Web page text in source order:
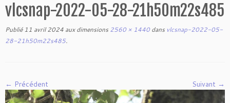
vlcsnap-2022-05-28-21h50m22s485
Publié 11 avril 2024 aux dimensions 2560 × 1440dans vlcsnap-2022-05-
28-21h50m22s485.
← Précédent Suivant →